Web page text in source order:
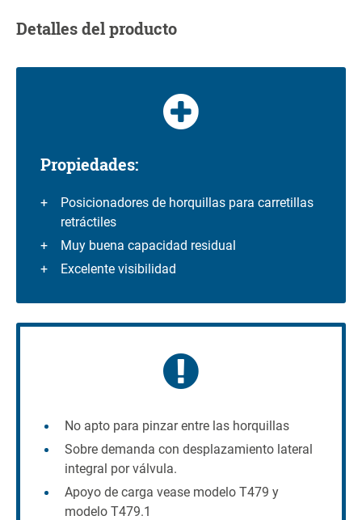
Detalles del producto
Propiedades:
Posicionadores de horquillas para carretillas
retráctiles
Muy buena capacidad residual
Excelente visibilidad
No apto para pinzar entre las horquillas
Sobre demanda con desplazamiento lateral
integral por válvula.
Apoyo de carga vease modelo T479 y
modelo T479.1